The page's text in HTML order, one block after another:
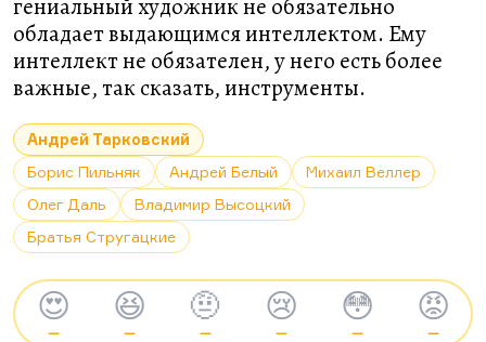
гениальный художник не обязательно
обладает выдающимся интеллектом. Ему
интеллект не обязателен, у него есть более
важные, так сказать, инструменты.
Андрей Тарковский
Борис Пильняк
Андрей Белый
Михаил Веллер
Олег Даль
Владимир Высоцкий
Братья Стругацкие
😍
—
😆
—
🤨
—
😢
—
😳
—
😡
—